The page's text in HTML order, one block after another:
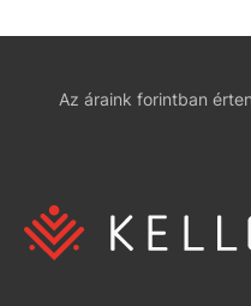
Az áraink forintban